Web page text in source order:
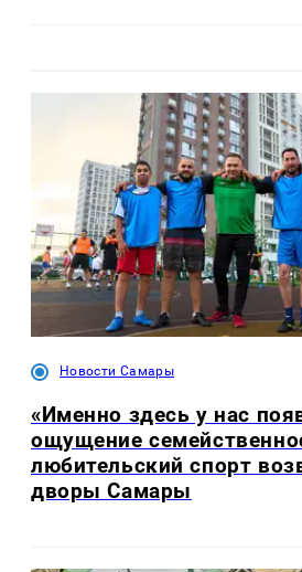
Новости Самары
«Именно здесь у нас
ощущение
любительский спорт
дворы Самары